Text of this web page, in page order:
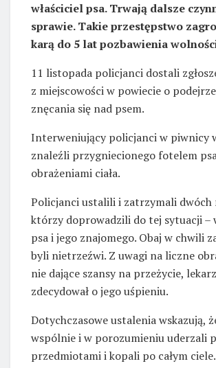
właściciel psa. Trwają dalsze
sprawie. Takie przestępstwo
karą do 5 lat pozbawienia
11 listopada policjanci dostali
z miejscowości w powiecie o
znęcania się nad psem.
Interweniujący policjanci w piwnicy
znaleźli przygniecionego fotelem
obrażeniami ciała.
Policjanci ustalili i zatrzymali dwóch
którzy doprowadzili do tej sytuacji –
psa i jego znajomego. Obaj w chwili
byli nietrzeźwi. Z uwagi na liczne
nie dające szansy na przeżycie,
zdecydował o jego uśpieniu.
Dotychczasowe ustalenia wskazują,
wspólnie i w porozumieniu uderzali
przedmiotami i kopali po całym ciele.